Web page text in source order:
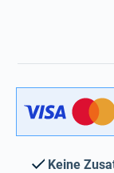
Keine